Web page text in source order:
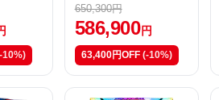
10%)
650,300円
586,900 円
63,400円OFF (-10%)